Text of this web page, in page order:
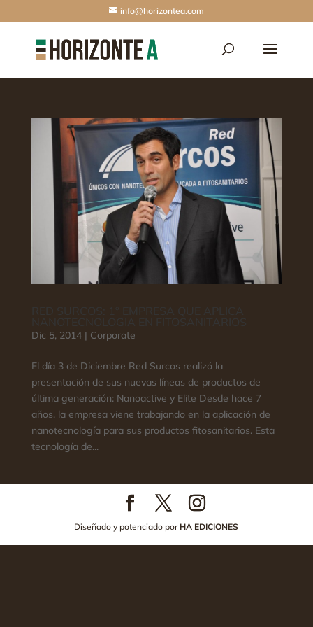
info@horizontea.com
Dic 5, 2014| Corporate
El día 3 de Diciembre Red Surcos realizó la
presentación de sus nuevas líneas de productos de
última generación: Nanoactive y Elite Desde hace 7
años, la empresa viene trabajando en la aplicación de
nanotecnología para sus productos fitosanitarios. Esta
tecnología de...
Diseñado y potenciado por HA EDICIONES